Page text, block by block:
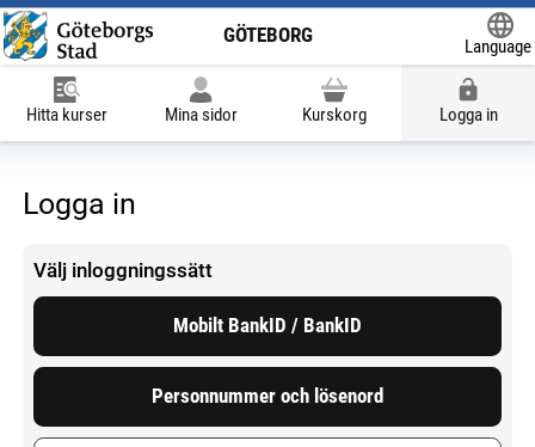
GÖTEBORG
Language
Hitta kurser Mina sidor Kurskorg Logga in
Logga in
Välj inloggningssätt
Mobilt BankID / BankID
Personnummer och lösenord